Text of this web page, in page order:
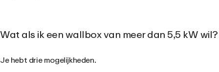
Wat als ik een wallbox van meer dan 5,5 kW wil?
Je hebt drie mogelijkheden.